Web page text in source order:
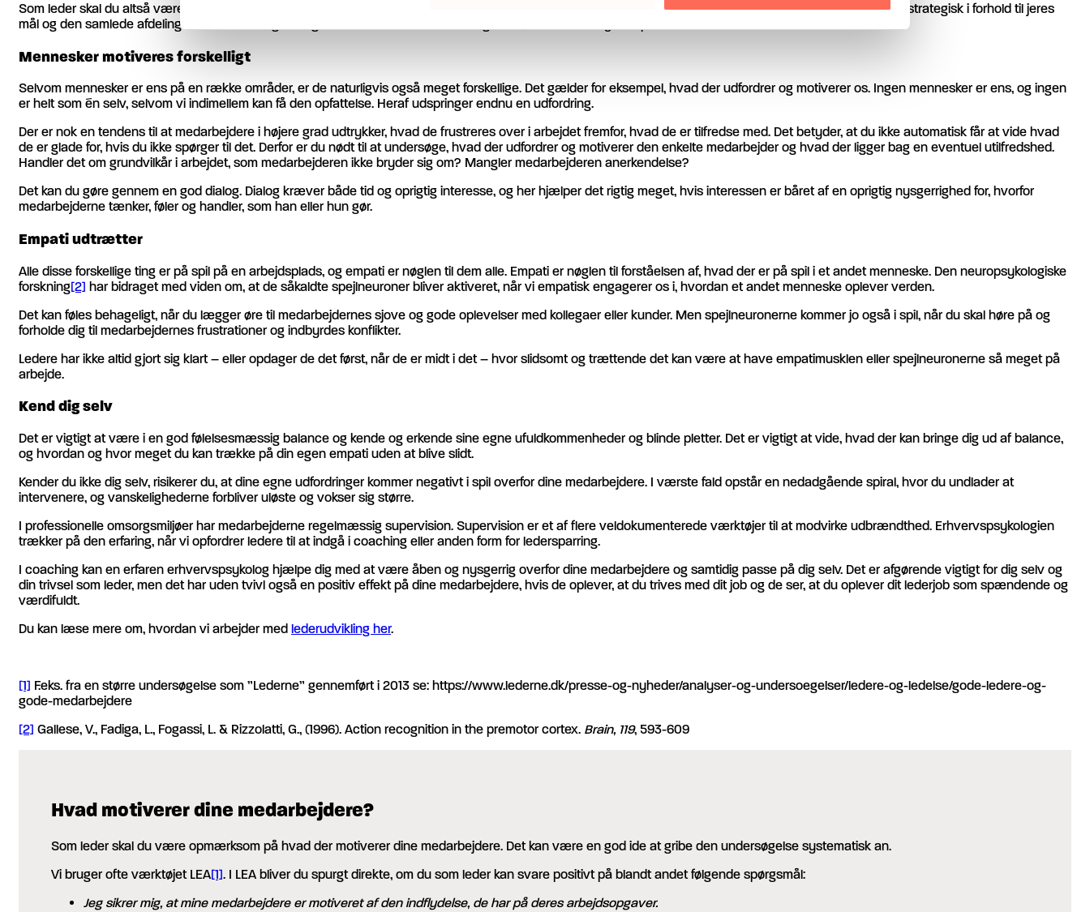
Som leder skal du altså være i stand til at balancere de eftertragtede egenskaber i forhold til din opgave med at holde fokus på jeres kerneopgave og tænke strategisk i forhold til jeres
mål og den samlede afdeling. Det fordrer integritet og stærke kommunikative færdigheder, hvis det skal lykkes på en tilfredsstillende måde.
Mennesker motiveres forskelligt
Selvom mennesker er ens på en række områder, er de naturligvis også meget forskellige. Det gælder for eksempel, hvad der udfordrer og motiverer os. Ingen mennesker er ens, og ingen
er helt som én selv, selvom vi indimellem kan få den opfattelse. Heraf udspringer endnu en udfordring.
Der er nok en tendens til at medarbejdere i højere grad udtrykker, hvad de frustreres over i arbejdet fremfor, hvad de er tilfredse med. Det betyder, at du ikke automatisk får at vide hvad
de er glade for, hvis du ikke spørger til det. Derfor er du nødt til at undersøge, hvad der udfordrer og motiverer den enkelte medarbejder og hvad der ligger bag en eventuel utilfredshed.
Handler det om grundvilkår i arbejdet, som medarbejderen ikke bryder sig om? Mangler medarbejderen anerkendelse?
Det kan du gøre gennem en god dialog. Dialog kræver både tid og oprigtig interesse, og her hjælper det rigtig meget, hvis interessen er båret af en oprigtig nysgerrighed for, hvorfor
medarbejderne tænker, føler og handler, som han eller hun gør.
Empati udtrætter
Alle disse forskellige ting er på spil på en arbejdsplads, og empati er nøglen til dem alle. Empati er nøglen til forståelsen af, hvad der er på spil i et andet menneske. Den neuropsykologiske
forskning[2] har bidraget med viden om, at de såkaldte spejlneuroner bliver aktiveret, når vi empatisk engagerer os i, hvordan et andet menneske oplever verden.
Det kan føles behageligt, når du lægger øre til medarbejdernes sjove og gode oplevelser med kollegaer eller kunder. Men spejlneuronerne kommer jo også i spil, når du skal høre på og
forholde dig til medarbejdernes frustrationer og indbyrdes konflikter.
Ledere har ikke altid gjort sig klart – eller opdager de det først, når de er midt i det – hvor slidsomt og trættende det kan være at have empatimusklen eller spejlneuronerne så meget på
arbejde.
Kend dig selv
Det er vigtigt at være i en god følelsesmæssig balance og kende og erkende sine egne ufuldkommenheder og blinde pletter. Det er vigtigt at vide, hvad der kan bringe dig ud af balance,
og hvordan og hvor meget du kan trække på din egen empati uden at blive slidt.
Kender du ikke dig selv, risikerer du, at dine egne udfordringer kommer negativt i spil overfor dine medarbejdere. I værste fald opstår en nedadgående spiral, hvor du undlader at
intervenere, og vanskelighederne forbliver uløste og vokser sig større.
I professionelle omsorgsmiljøer har medarbejderne regelmæssig supervision. Supervision er et af flere veldokumenterede værktøjer til at modvirke udbrændthed. Erhvervspsykologien
trækker på den erfaring, når vi opfordrer ledere til at indgå i coaching eller anden form for ledersparring.
I coaching kan en erfaren erhvervspsykolog hjælpe dig med at være åben og nysgerrig overfor dine medarbejdere og samtidig passe på dig selv. Det er afgørende vigtigt for dig selv og
din trivsel som leder, men det har uden tvivl også en positiv effekt på dine medarbejdere, hvis de oplever, at du trives med dit job og de ser, at du oplever dit lederjob som spændende og
værdifuldt.
Du kan læse mere om, hvordan vi arbejder med lederudvikling her.
[1] F.eks. fra en større undersøgelse som ”Lederne” gennemført i 2013 se: https://www.lederne.dk/presse-og-nyheder/analyser-og-undersoegelser/ledere-og-ledelse/gode-ledere-og-
gode-medarbejdere
[2] Gallese, V., Fadiga, L., Fogassi, L. & Rizzolatti, G., (1996). Action recognition in the premotor cortex. Brain, 119, 593-609
Hvad motiverer dine medarbejdere?
Som leder skal du være opmærksom på hvad der motiverer dine medarbejdere. Det kan være en god ide at gribe den undersøgelse systematisk an.
Vi bruger ofte værktøjet LEA[1]. I LEA bliver du spurgt direkte, om du som leder kan svare positivt på blandt andet følgende spørgsmål:
Jeg sikrer mig, at mine medarbejdere er motiveret af den indflydelse, de har på deres arbejdsopgaver.